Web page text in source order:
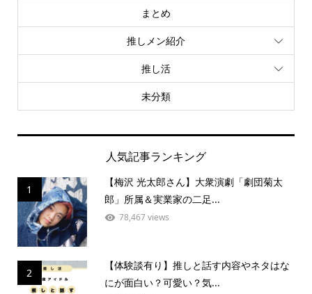
まとめ
推しメン紹介
推し活
未分類
人気記事ランキング
1
【梅沢 光太郎さん】大衆演劇「劇団菊太
郎」所属＆実業家の二足...
78,467 views
2
【体験談有り】推しと話す内容やネタはな
にが面白い？可愛い？気...